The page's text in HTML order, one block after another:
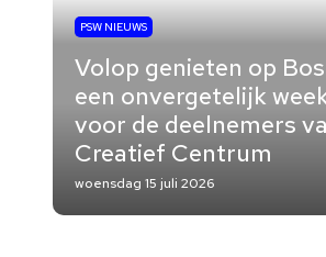
PSW NIEUWS
Volop genieten op
een onvergetelijk
voor de deelnemers
Creatief Centrum
woensdag 15 juli 2026